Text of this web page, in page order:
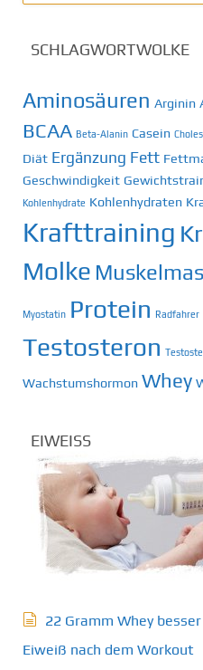
SCHLAGWORTWOLKE
Aminosäuren Arginin
BCAA Beta-Alanin Casein
Diät Ergänzung Fett
Geschwindigkeit
Kohlenhydrate Kohlenhydraten
Krafttraining
Molke
Myostatin Protein Radfahrer
Testosteron
Wachstumshormon Whey
EIWEISS
22 Gramm Whey
Eiweiß nach dem Workout